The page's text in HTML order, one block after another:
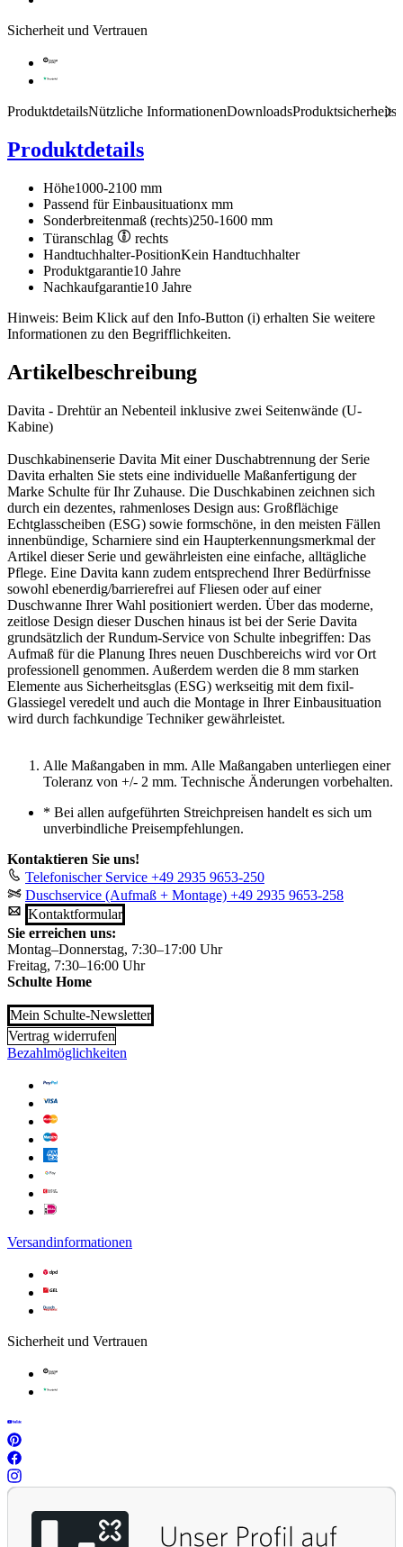
Sicherheit und Vertrauen
Produktdetails
Produktdetails
Höhe1000-2100 mm
Passend für Einbausituationx mm
Sonderbreitenmaß (rechts)250-1600 mm
Türanschlag
rechts
Handtuchhalter-PositionKein Handtuchhalter
Produktgarantie10 Jahre
Nachkaufgarantie10 Jahre
Hinweis: Beim Klick auf den Info-Button (i) erhalten Sie weitere
Informationen zu den Begrifflichkeiten.
Nützliche InformationenDownloads
Artikelbeschreibung
Davita - Drehtür an Nebenteil inklusive zwei Seitenwände (U-
Kabine)
Duschkabinenserie Davita Mit einer Duschabtrennung der Serie
Davita erhalten Sie stets eine individuelle Maßanfertigung der
Marke Schulte für Ihr Zuhause. Die Duschkabinen zeichnen sich
durch ein dezentes, rahmenloses Design aus: Großflächige
Echtglasscheiben (ESG) sowie formschöne, in den meisten Fällen
innenbündige, Scharniere sind ein Haupterkennungsmerkmal der
Artikel dieser Serie und gewährleisten eine einfache, alltägliche
Pflege. Eine Davita kann zudem entsprechend Ihrer Bedürfnisse
sowohl ebenerdig/barrierefrei auf Fliesen oder auf einer
Duschwanne Ihrer Wahl positioniert werden. Über das moderne,
zeitlose Design dieser Duschen hinaus ist bei der Serie Davita
grundsätzlich der Rundum-Service von Schulte inbegriffen: Das
Aufmaß für die Planung Ihres neuen Duschbereichs wird vor Ort
professionell genommen. Außerdem werden die 8 mm starken
Elemente aus Sicherheitsglas (ESG) werkseitig mit dem fixil-
Glassiegel veredelt und auch die Montage in Ihrer Einbausituation
wird durch fachkundige Techniker gewährleistet.
Alle Maßangaben in mm. Alle Maßangaben unterliegen einer
Toleranz von +/- 2 mm. Technische Änderungen vorbehalten.
* Bei allen aufgeführten Streichpreisen handelt es sich um
unverbindliche Preisempfehlungen.
Kontaktieren Sie uns!
Telefonischer Service +49 2935 9653-250
Duschservice (Aufmaß + Montage) +49 2935 9653-258
Kontaktformular
Sie erreichen uns:
Montag–Donnerstag, 7:30–17:00 Uhr
Freitag, 7:30–16:00 Uhr
Schulte Home
Mein Schulte-Newsletter
Vertrag widerrufen
Bezahlmöglichkeiten
Versandinformationen
Sicherheit und Vertrauen